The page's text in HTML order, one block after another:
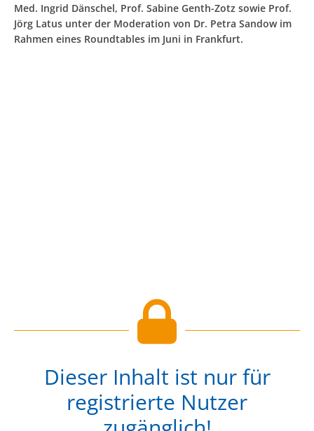
Med. Ingrid Dänschel, Prof. Sabine Genth-Zotz sowie Prof.
Jörg Latus unter der Moderation von Dr. Petra Sandow im
Rahmen eines Roundtables im Juni in Frankfurt.
Dieser Inhalt ist nur für
registrierte Nutzer